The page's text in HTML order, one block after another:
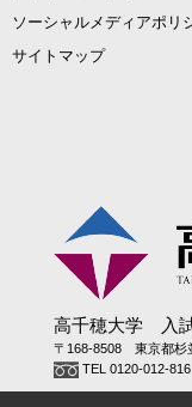
ソーシャルメディアポリ
サイトマップ
高千穂大学 入
〒168-8508 東京都杉
TEL 0120-012-816